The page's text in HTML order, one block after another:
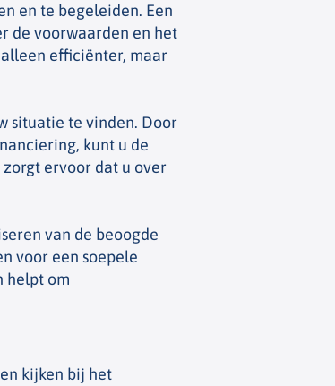
en te begeleiden. Een
de voorwaarden en het
efficiënter, maar
situatie te vinden. Door
kunt u de
ervoor dat u over
van de beoogde
voor een soepele
helpt om
kijken bij het